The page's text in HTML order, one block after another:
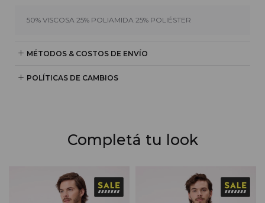
50% VISCOSA 25% POLIAMIDA 25% POLIÉSTER
MÉTODOS & COSTOS DE ENVÍO
POLÍTICAS DE CAMBIOS
Completá tu look